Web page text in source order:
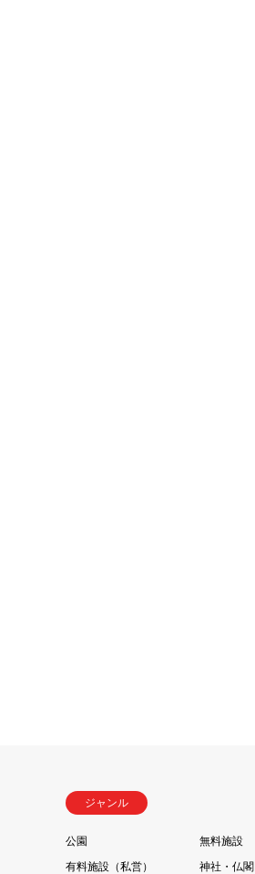
ジャンル
公園 無料施設
有料施設（私営）
神社・仏閣